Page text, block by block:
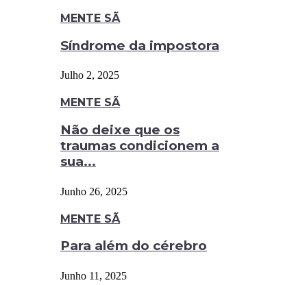
MENTE SÃ
Síndrome da impostora
Julho 2, 2025
MENTE SÃ
Não deixe que os
traumas condicionem a
sua...
Junho 26, 2025
MENTE SÃ
Para além do cérebro
Junho 11, 2025